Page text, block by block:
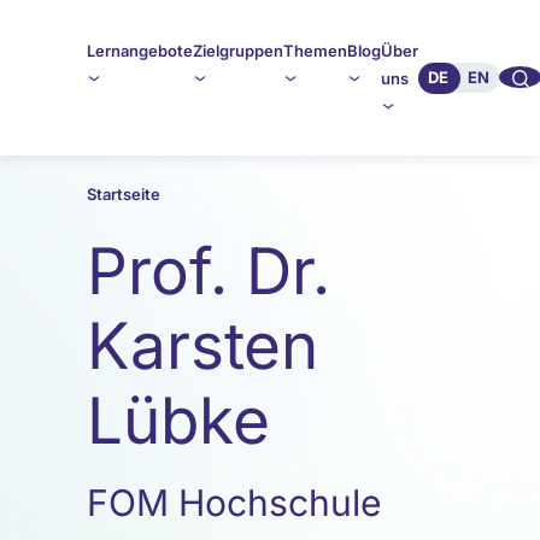
LernangeboteZielgruppenThemenBlogÜber
uns
DE EN 🔍︎︎
Startseite
Prof. Dr.
Karsten
Lübke
FOM Hochschule